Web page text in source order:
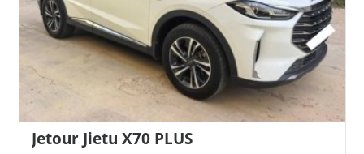
Jetour Jietu X70 PLUS